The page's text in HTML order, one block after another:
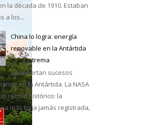
la década de 1910. Estaban
a los...
China lo logra: energía
renovable en la Antártida
más extrema
Se reportan sucesos
en la Antártida. La NASA
récord histórico: la
más baja jamás registrada,